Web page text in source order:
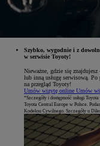
Szybko, wygodnie i z
w serwisie Toyoty!
Nieważne, gdzie się
lub inną usługę serwisową.
na przegląd Toyoty!
Umów wizytę online Umów
*Szczegóły i dostępność usługi
Toyota Central Europe w Polsce.
Kodeksu Cywilnego. Szczegóły u